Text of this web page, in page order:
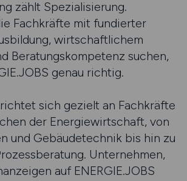
zählt Spezialisierung.
Fachkräfte mit fundierter
wirtschaftlichem
Beratungskompetenz suchen,
genau richtig.
sich gezielt an Fachkräfte
der Energiewirtschaft, von
und Gebäudetechnik bis hin zu
Unternehmen,
auf ENERGIE.JOBS